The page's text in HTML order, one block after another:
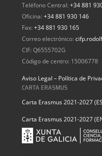
Teléfono Central: +34 881
Oficina: +34 881 930 146
Fax: +34 881 930 165
Correo electrónico:
CIF: Q6555702G
Código de centro: 15006778
Aviso Legal – Política de
CARTA ERASMUS
Carta Erasmus 2021-2027
Carta Erasmus 2021-2027